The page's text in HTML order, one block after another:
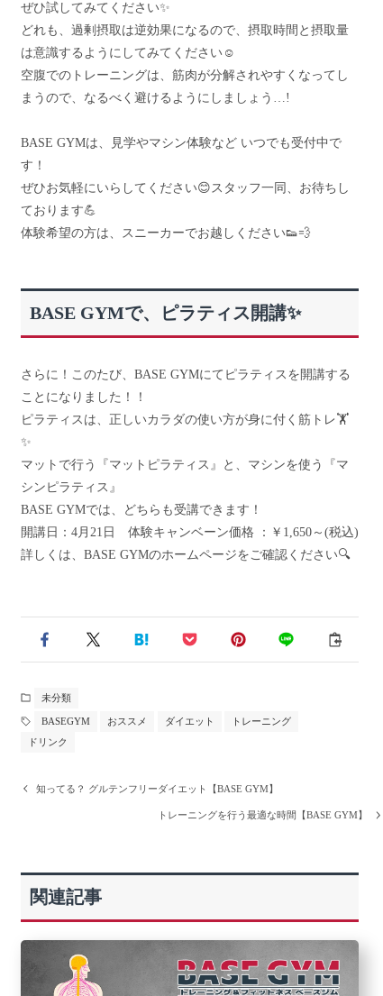
ぜひ試してみてください✨
どれも、過剰摂取は逆効果になるので、摂取時間と摂取量
は意識するようにしてみてください☺️
空腹でのトレーニングは、筋肉が分解されやすくなってし
まうので、なるべく避けるようにしましょう…!
BASE GYMは、見学やマシン体験など いつでも受付中で
す！
ぜひお気軽にいらしてください😊スタッフ一同、お待ちし
ております💪
体験希望の方は、スニーカーでお越しください👟💨
BASE GYMで、ピラティス開講✨
さらに！このたび、BASE GYMにてピラティスを開講する
ことになりました！！
ピラティスは、正しいカラダの使い方が身に付く筋トレ🏋️
✨
マットで行う『マットピラティス』と、マシンを使う『マ
シンピラティス』
BASE GYMでは、どちらも受講できます！
開講日：4月21日 体験キャンベーン価格 ：￥1,650～(税込)
詳しくは、BASE GYMのホームページをご確認ください🔍
未分類
BASEGYM おススメ ダイエット
トレーニング
ドリンク
知ってる？ グルテンフリーダイエット【BASE GYM】
トレーニングを行う最適な時間【BASE GYM】
関連記事